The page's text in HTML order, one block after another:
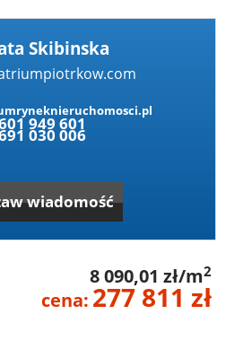
Usługi
Skibinska
949 601
030 006
wiadomość
8 090,01 zł/m2
cena: 277 811 zł